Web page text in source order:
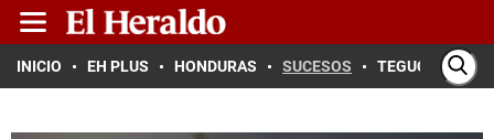
INICIO EH PLUS HONDURAS SUCESOS TEGUCIGALPA